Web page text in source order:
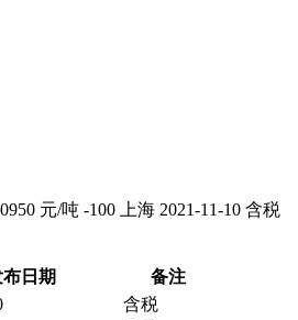
元/吨 -100 上海 2021-11-10 含税
日期
备注
含税